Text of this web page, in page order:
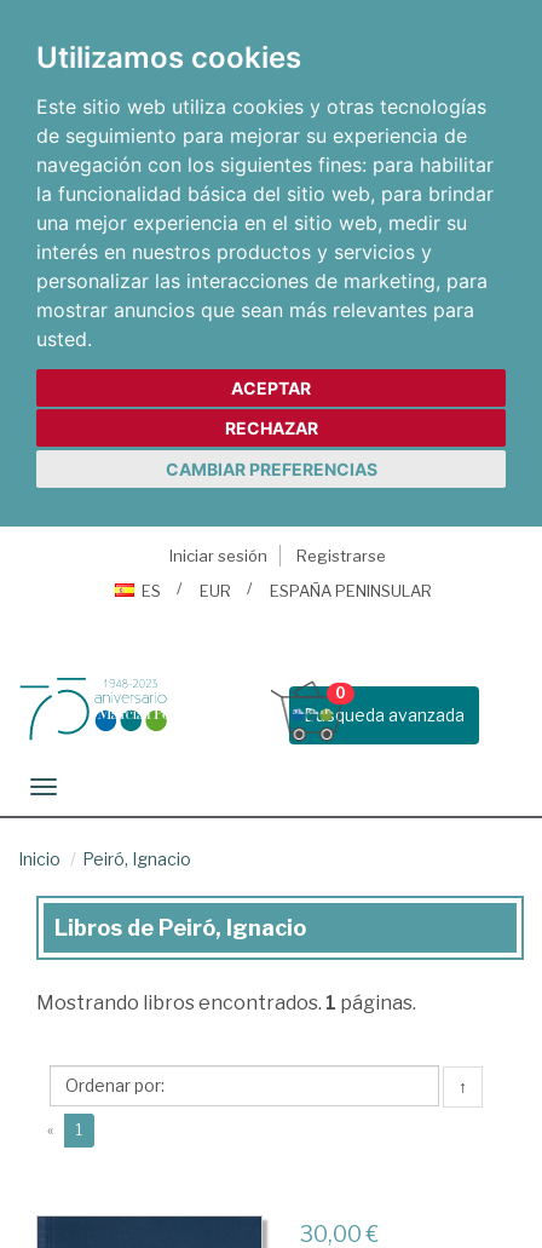
Utilizamos cookies
Este sitio web utiliza cookies y otras tecnologías
de seguimiento para mejorar su experiencia de
navegación con los siguientes fines: para habilitar
la funcionalidad básica del sitio web, para brindar
una mejor experiencia en el sitio web, medir su
interés en nuestros productos y servicios y
personalizar las interacciones de marketing, para
mostrar anuncios que sean más relevantes para
usted.
ACEPTAR
RECHAZAR
CAMBIAR PREFERENCIAS
Iniciar sesión
Registrarse
ES
EUR ESPAÑA PENINSULAR
Busqueda avanzada
0
Toggle navigation
Inicio Peiró, Ignacio
Libros
Peiró,
Libros de Peiró, Ignacio
Mostrando libros encontrados. 1 páginas.
↑
« 1
30,00 €